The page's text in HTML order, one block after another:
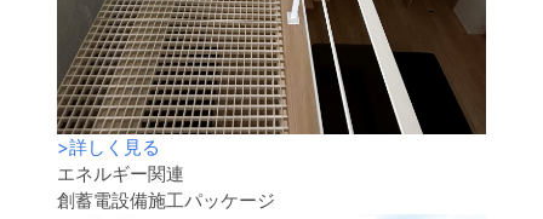
>詳しく見る
エネルギー関連
創蓄電設備施工パッケージ